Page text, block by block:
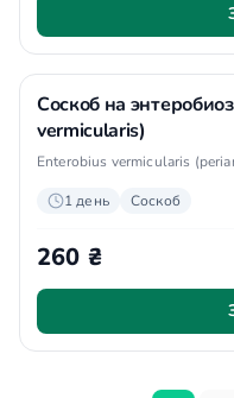
Соскоб на
vermicularis)
Enterobius vermicularis
1 день Соскоб
260 ₴